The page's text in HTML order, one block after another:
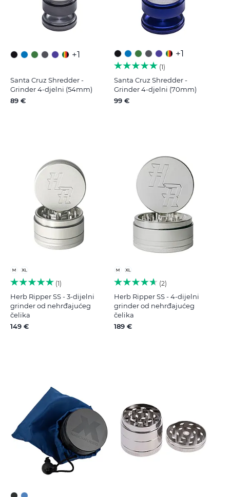
+1
Santa Cruz Shredder -
Grinder 4-djelni (54mm)
89 €
+1
1
Santa Cruz Shredder -
Grinder 4-djelni (70mm)
99 €
1
Herb Ripper SS - 3-dijelni
grinder od nehrđajućeg
čelika
149 €
2
Herb Ripper SS - 4-dijelni
grinder od nehrđajućeg
čelika
189 €